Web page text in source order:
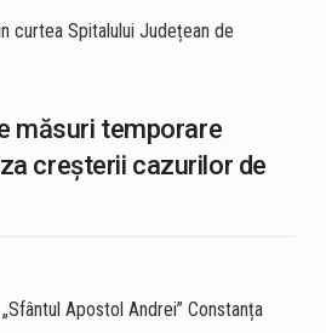
curtea Spitalului Județean de
măsuri temporare
creșterii cazurilor de
Apostol Andrei” Constanța